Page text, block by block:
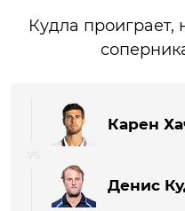
Кудла проиграет,
Карен
Денис